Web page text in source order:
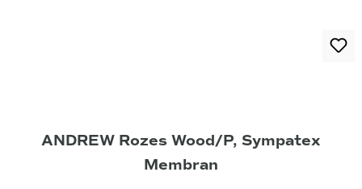
ANDREW Rozes Wood/P, Sympatex
Membran